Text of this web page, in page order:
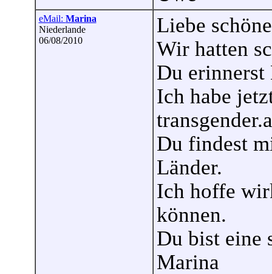
eMail: Marina
Niederlande
06/08/2010
Liebe
Wir hatten
Du erinnerst
Ich habe
Du findest
Länder.
Ich hoffe
können.
Du bist eine
Marina